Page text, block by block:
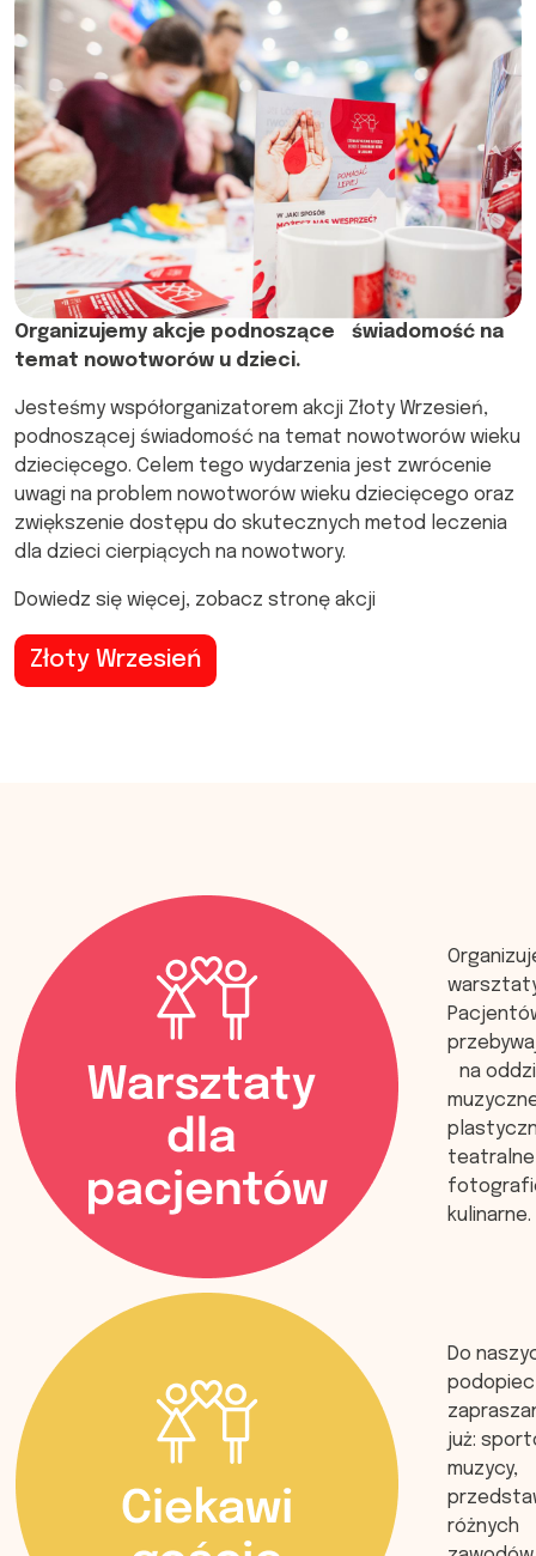
Organizujemy akcje podnoszące świadomość na
temat nowotworów u dzieci.
Jesteśmy współorganizatorem akcji Złoty Wrzesień,
podnoszącej świadomość na temat nowotworów wieku
dziecięcego. Celem tego wydarzenia jest zwrócenie
uwagi na problem nowotworów wieku dziecięcego oraz
zwiększenie dostępu do skutecznych metod leczenia
dla dzieci cierpiących na nowotwory.
Dowiedz się więcej, zobacz stronę akcji
Złoty Wrzesień
na
kulinarne.
Do
już:
muzycy,
różnych